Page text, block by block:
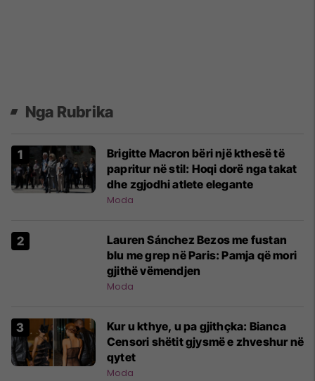
Nga Rubrika
Brigitte Macron bëri një kthesë të
papritur në stil: Hoqi dorë nga takat
dhe zgjodhi atlete elegante
Moda
Lauren Sánchez Bezos me fustan
blu me grep në Paris: Pamja që mori
gjithë vëmendjen
Moda
Kur u kthye, u pa gjithçka: Bianca
Censori shëtit gjysmë e zhveshur në
qytet
Moda